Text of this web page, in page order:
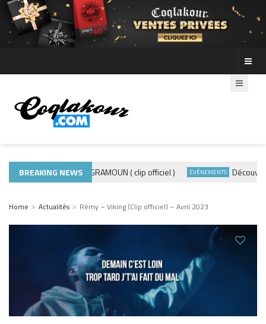
BREAKING NEWS
ADE440 – GRAMOUN ( clip officiel ) EVÈNEMENTS Découvre les
Home Actualités Rémy – Viking (Clip officiel) – Avril 2023